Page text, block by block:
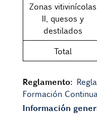
Zonas vitivinícolas
II, quesos y
destilados
Total
Reglamento:
Formación Continua
Información